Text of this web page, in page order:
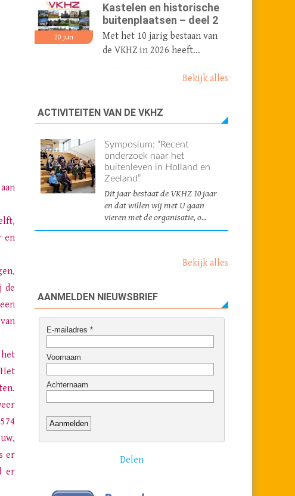
en
de
er
er
20 jun
Kastelen en historische
buitenplaatsen – deel 2
Met het 10 jarig bestaan van
de VKHZ in 2026 heeft...
Bekijk alles
ACTIVITEITEN VAN DE VKHZ
Symposium: “Recent
onderzoek naar het
buitenleven in Holland en
Zeeland”
Dit jaar bestaat de VKHZ 10 jaar
en dat willen wij met U gaan
vieren met de organisatie, o...
Bekijk alles
AANMELDEN NIEUWSBRIEF
Delen